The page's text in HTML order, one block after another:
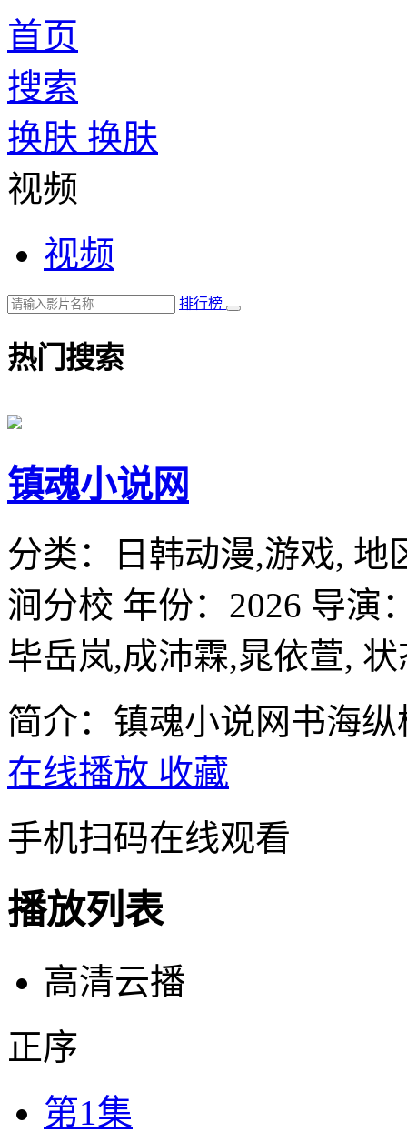
首页
搜索
换肤 换肤
视频
视频
排行榜
热门搜索
镇魂小说网
分类： 日韩动漫,游戏, 地
涧分校 年份： 2026 导演
毕岳岚,成沛霖,晁依萱, 状
简介：镇魂小说网书海
在线播放 收藏
手机扫码在线观看
播放列表
高清云播
正序
第1集